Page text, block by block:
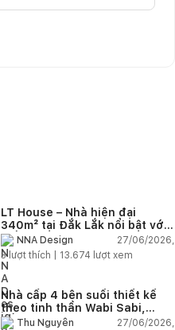
LT House – Nhà hiện đại
340m² tại Đắk Lắk nổi bật với
kiến trúc mở và hệ sân vườn
kết nối thiên nhiên
NNA Design
27/06/2026,
3lượt thích | 13.674 lượt xem
Nhà cấp 4 bên suối thiết kế
theo tinh thần Wabi Sabi,
sống chậm giữa thiên nhiên
Thu Nguyễn
27/06/2026,